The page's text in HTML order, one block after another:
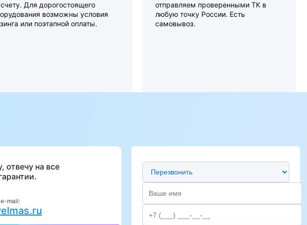
Для дорогостоящего
возможны условия
или поэтапной оплаты.
отправляем проверенными ТК в
любую точку России. Есть
самовывоз.
отвечу на все
mail:
Предпочтительный способ связи